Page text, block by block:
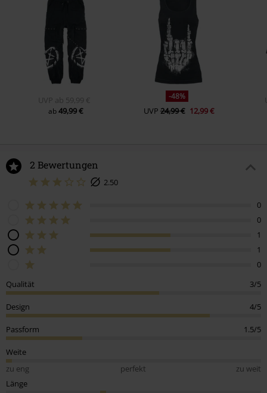
UVP ab 59,99 €
ab49,99 €
-48%
UVP 24,99 € 12,99 €
2 Bewertungen
2.50
0
0
1
1
0
Qualität
3/5
Design 4/5
Passform 1.5/5
Weite
zu eng
perfekt
zu weit
Länge